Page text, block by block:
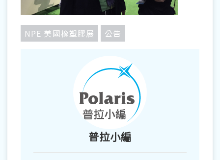
NPE 美國橡塑膠展 公告
普拉小編